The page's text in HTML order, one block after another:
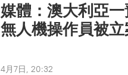
媒體：澳大利亞
無人機操作員被
4月7日, 20:32